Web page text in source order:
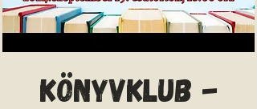
Könyvklub -